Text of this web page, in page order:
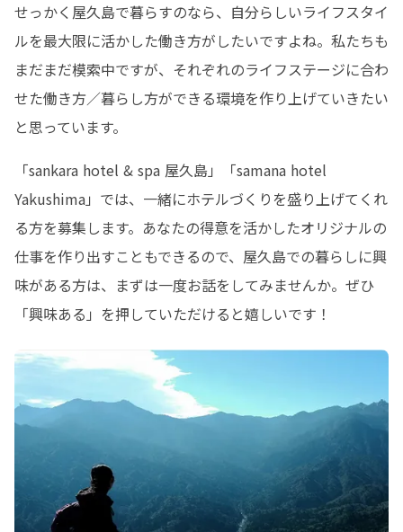
せっかく屋久島で暮らすのなら、自分らしいライフスタイ
ルを最大限に活かした働き方がしたいですよね。私たちも
まだまだ模索中ですが、それぞれのライフステージに合わ
せた働き方／暮らし方ができる環境を作り上げていきたい
と思っています。
「sankara hotel & spa 屋久島」「samana hotel
Yakushima」では、一緒にホテルづくりを盛り上げてくれ
る方を募集します。あなたの得意を活かしたオリジナルの
仕事を作り出すこともできるので、屋久島での暮らしに興
味がある方は、まずは一度お話をしてみませんか。ぜひ
「興味ある」を押していただけると嬉しいです！